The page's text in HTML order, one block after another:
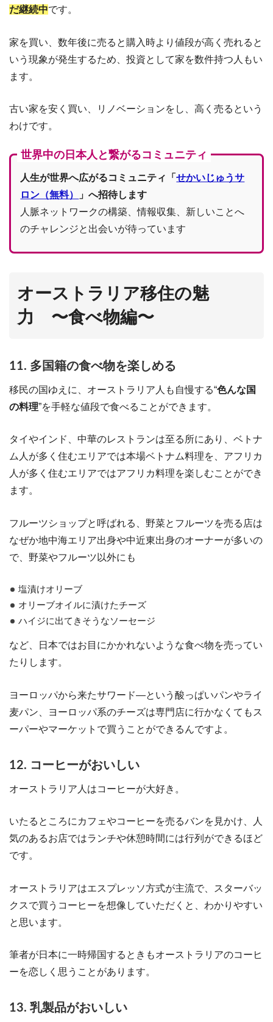
だ継続中です。
家を買い、数年後に売ると購入時より値段が高く売れると
いう現象が発生するため、投資として家を数件持つ人もい
ます。
古い家を安く買い、リノベーションをし、高く売るという
わけです。
世界中の日本人と繋がるコミュニティ
人生が世界へ広がるコミュニティ「せかいじゅうサ
ロン（無料）
」へ招待します
人脈ネットワークの構築、情報収集、新しいことへ
のチャレンジと出会いが待っています
オーストラリア移住の魅
力 〜食べ物編〜
11. 多国籍の食べ物を楽しめる
移民の国ゆえに、オーストラリア人も自慢する“色んな国
の料理”を手軽な値段で食べることができます。
タイやインド、中華のレストランは至る所にあり、ベトナ
ム人が多く住むエリアでは本場ベトナム料理を、アフリカ
人が多く住むエリアではアフリカ料理を楽しむことができ
ます。
フルーツショップと呼ばれる、野菜とフルーツを売る店は
なぜか地中海エリア出身や中近東出身のオーナーが多いの
で、野菜やフルーツ以外にも
塩漬けオリーブ
オリーブオイルに漬けたチーズ
ハイジに出てきそうなソーセージ
など、日本ではお目にかかれないような食べ物を売ってい
たりします。
ヨーロッパから来たサワード―という酸っぱいパンやライ
麦パン、ヨーロッパ系のチーズは専門店に行かなくてもス
ーパーやマーケットで買うことができるんですよ。
12. コーヒーがおいしい
オーストラリア人はコーヒーが大好き。
いたるところにカフェやコーヒーを売るバンを見かけ、人
気のあるお店ではランチや休憩時間には行列ができるほど
です。
オーストラリアはエスプレッソ方式が主流で、スターバッ
クスで買うコーヒーを想像していただくと、わかりやすい
と思います。
筆者が日本に一時帰国するときもオーストラリアのコーヒ
ーを恋しく思うことがあります。
13. 乳製品がおいしい